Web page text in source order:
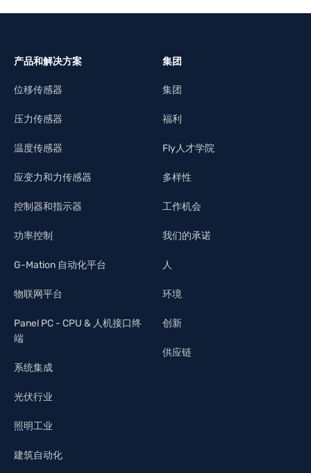
产品和解决方案
位移传感器
压力传感器
温度传感器
应变力和力传感器
控制器和指示器
功率控制
G-Mation 自动化平台
物联网平台
Panel PC - CPU & 人机接口终
端
系统集成
光伏行业
照明工业
建筑自动化
集团
集团
福利
Fly人才学院
多样性
工作机会
我们的承诺
人
环境
创新
供应链